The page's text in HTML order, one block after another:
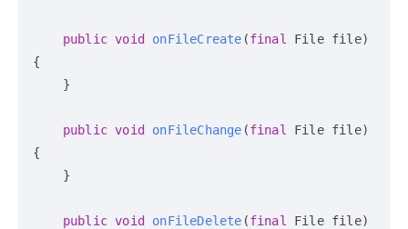
public void onFileCreate (final
File file)
{
public void onFileChange (final
File file)
{
public void onFileDelete (final
File file)